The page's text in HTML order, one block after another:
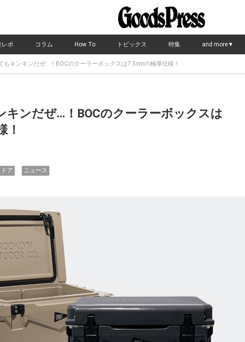
レポ コラム How To トピックス 特集 and more▼
もキンキンだぜ…！BOCのクーラーボックスは7.5cmの極厚仕様！
キンだぜ…！BOCのクーラーボックスは
！
ア ニュース